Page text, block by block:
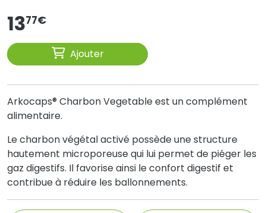
1377€
Ajouter
Arkocaps® Charbon Vegetable est un complément
alimentaire.
Le charbon végétal activé possède une structure
hautement microporeuse qui lui permet de piéger les
gaz digestifs. Il favorise ainsi le confort digestif et
contribue à réduire les ballonnements.